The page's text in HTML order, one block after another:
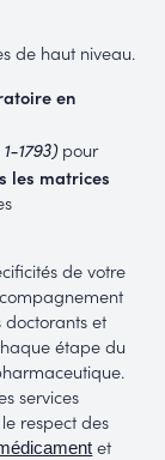
de haut niveau.
en
1793)pour
les matrices
de votre
doctorants et
étape du
services
respect des
et